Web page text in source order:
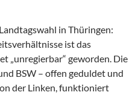
in Thüringen:
ist das
„unregierbar“ geworden. Die
BSW – offen geduldet und
der Linken, funktioniert